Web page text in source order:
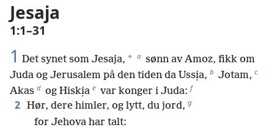
Jesaja
1:1–31
1 Det synet som Jesaja, * a sønn av Amoz, fikk om
Juda og Jerusalem på den tiden da Ussịa, b Jotam, c
Akas d og Hiskịa e var konger i Juda: f
2 Hør, dere himler, og lytt, du jord, g
for Jehova har talt: